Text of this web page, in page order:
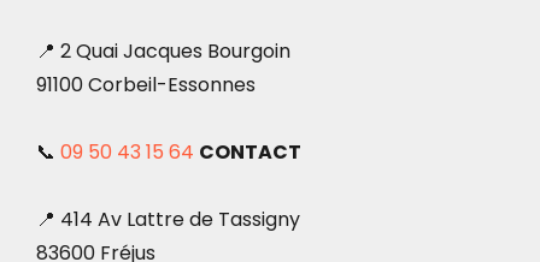
📍 2 Quai Jacques Bourgoin
91100 Corbeil-Essonnes
📞 09 50 43 15 64 CONTACT
📍 414 Av Lattre de Tassigny
83600 Fréjus